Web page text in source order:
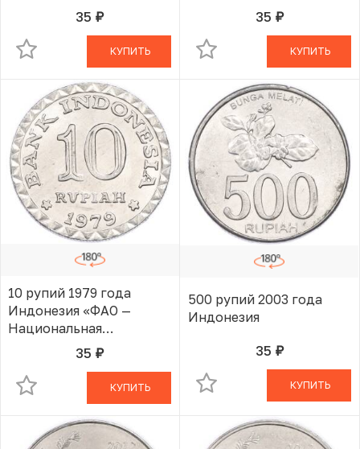
35 руб.В КОРЗИНЕ
КУПИТЬ
35 руб.В КОРЗИНЕ
КУПИТЬ
10 рупий 1979 года
Индонезия «ФАО —
Национальная
программа
энергосбережения»
35 руб.В КОРЗИНЕ
КУПИТЬ
500 рупий 2003 года
Индонезия
35 руб.В КОРЗИНЕ
КУПИТЬ